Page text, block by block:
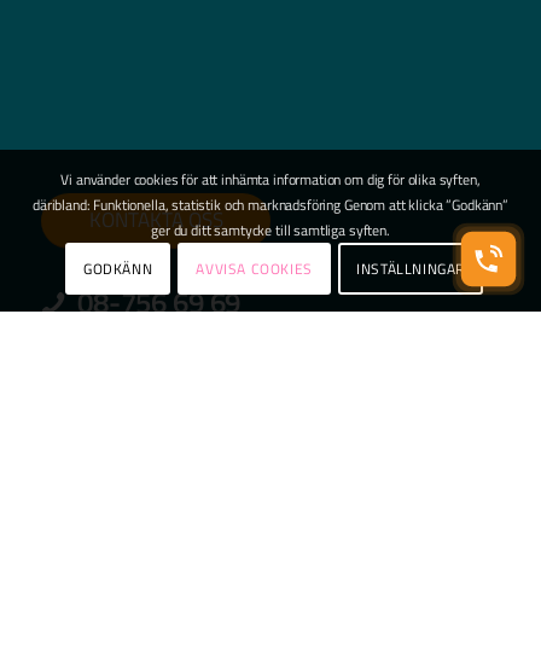
KONTAKTA OSS
08-756 69 69
Vi använder cookies för att inhämta information om dig för olika syften,
däribland: Funktionella, statistik och marknadsföring Genom att klicka ”Godkänn”
ger du ditt samtycke till samtliga syften.
GODKÄNN
AVVISA COOKIES INSTÄLLNINGAR